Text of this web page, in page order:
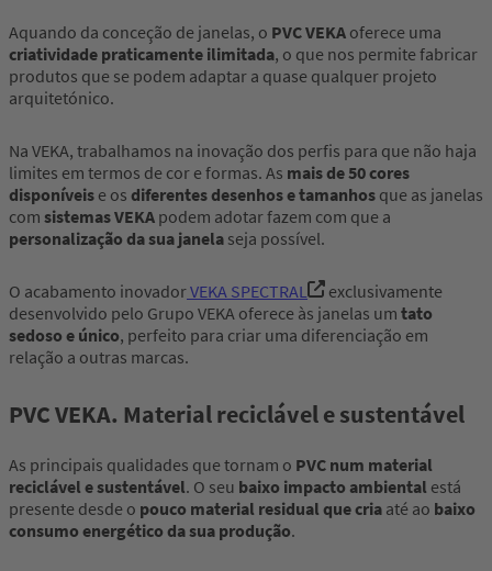
Aquando da conceção de janelas, o PVC VEKA oferece uma
criatividade praticamente ilimitada, o que nos permite fabricar
produtos que se podem adaptar a quase qualquer projeto
arquitetónico.
Na VEKA, trabalhamos na inovação dos perfis para que não haja
limites em termos de cor e formas. As mais de 50 cores
disponíveis e os diferentes desenhos e tamanhos que as janelas
com sistemas VEKA podem adotar fazem com que a
personalização da sua janela seja possível.
O acabamento inovadorVEKA SPECTRAL
exclusivamente
desenvolvido pelo Grupo VEKA oferece às janelas um tato
sedoso e único, perfeito para criar uma diferenciação em
relação a outras marcas.
PVC VEKA. Material reciclável e sustentável
As principais qualidades que tornam o PVC num material
reciclável e sustentável. O seu baixo impacto ambiental está
presente desde o pouco material residual que cria até ao baixo
consumo energético da sua produção.